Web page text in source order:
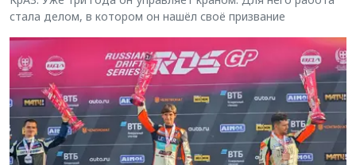
стала делом, в котором он нашёл своё призвание